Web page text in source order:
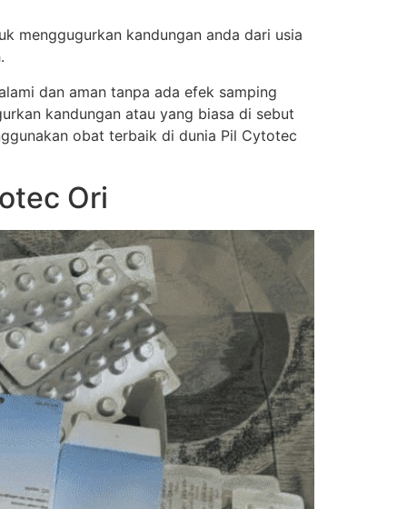
menggugurkan kandungan anda dari usia
dan aman tanpa ada efek samping
kandungan atau yang biasa di sebut
obat terbaik di dunia Pil Cytotec
Ori